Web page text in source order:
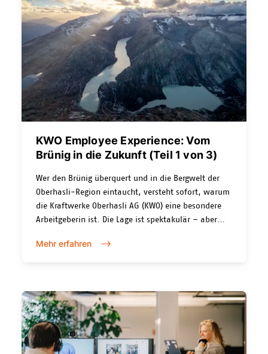
KWO Employee Experience: Vom
Brünig in die Zukunft (Teil 1 von 3)
Wer den Brünig überquert und in die Bergwelt der
Oberhasli-Region eintaucht, versteht sofort, warum
die Kraftwerke Oberhasli AG (KWO) eine besondere
Arbeitgeberin ist. Die Lage ist spektakulär – aber
und Hotels arbeiten Menschen aus ganz
Touristiker:innen. Diese Vielfalt macht KWO
einzigartig – und zugleich herausfordernd.
Mehr erfahren